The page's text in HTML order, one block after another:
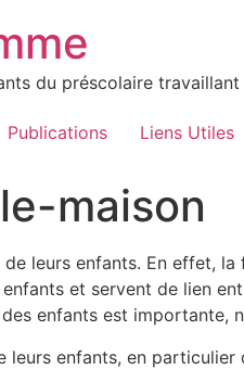
du préscolaire
Publications Liens Utiles
maison
leurs enfants. En effet,
et servent de lien
enfants est importante,
leurs enfants, en